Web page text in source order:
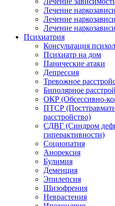
Лечение
Лечение
Лечение
Психиатрия
Консультация
Психиатр на дом
Панические атаки
Депрессия
Тревожное
Биполярное
ОКР (Обсессивно-
ПТСР
расстройство)
СДВГ (Синдром
гиперактивности)
Социопатия
Анорексия
Булимия
Деменция
Эпилепсия
Шизофрения
Неврастения